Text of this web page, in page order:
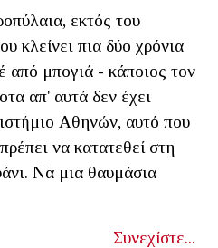
εκτός του
κλείνει πια δύο χρόνια
από μπογιά - κάποιος τον
απ' αυτά δεν έχει
Αθηνών, αυτό που
να κατατεθεί στη
Να μια θαυμάσια
Συνεχίστε...